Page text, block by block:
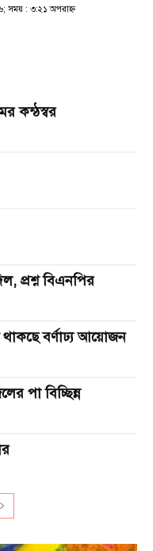
সময় : ৩:২১ অপরাহ্ণ
কন্ঠস্বর
প্রশ্ন বিএনপির
থাকছে বর্ণাঢ্য আয়োজন
পা বিচ্ছিন্ন